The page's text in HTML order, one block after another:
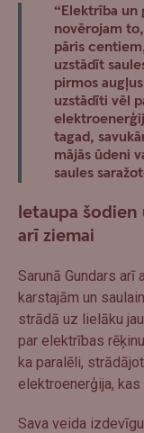
“Elektrība un
novērojam
pāris
uzstādīt
pirmos
uzstādīti vēl
tagad,
mājās ūdeni
saules
Ietaupa
arī ziemai
Sarunā Gundars
karstajām un
strādā uz lielāku
par elektrības
ka paralēli,
elektroenerģija,
Sava veida